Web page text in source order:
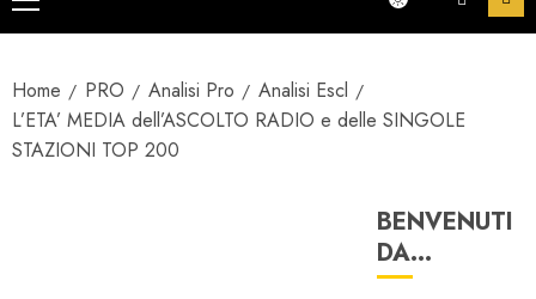
principale
Home PRO Analisi Pro
Analisi Escl
L’ETA’ MEDIA dell’ASCOLTO RADIO e delle SINGOLE
STAZIONI TOP 200
BENVENUTI
DA…